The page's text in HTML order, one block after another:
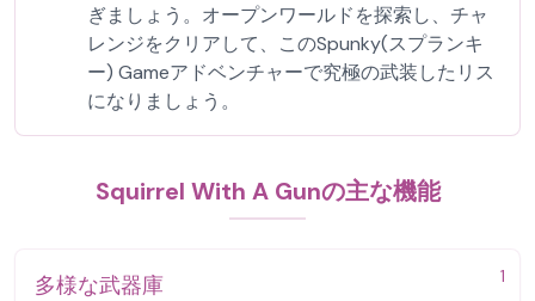
ぎましょう。オープンワールドを探索し、チャ
レンジをクリアして、このSpunky(スプランキ
ー) Gameアドベンチャーで究極の武装したリス
になりましょう。
Squirrel With A Gunの主な機能
1
多様な武器庫